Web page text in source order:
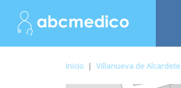
Inicio | Villanueva de Alcardete